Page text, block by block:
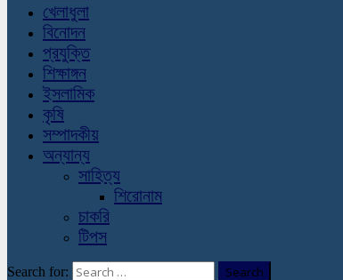
খেলাধুলা
বিনোদন
প্রযুক্তি
শিক্ষাঙ্গন
ইসলামিক
কৃষি
সম্পাদকীয়
অন্যান্য
সাহিত্য
শিরোনাম
চাকরি
টিপস
Search for: